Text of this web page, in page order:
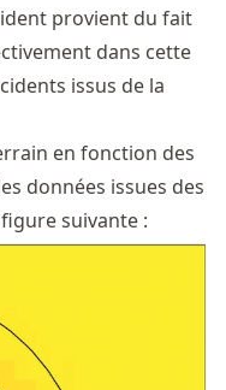
provient du fait
dans cette
issus de la
en fonction des
données issues des
suivante :